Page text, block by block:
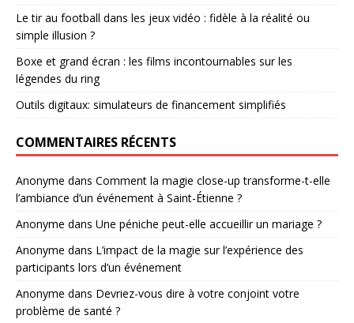
Le tir au football dans les jeux vidéo : fidèle à la réalité ou
simple illusion ?
Boxe et grand écran : les films incontournables sur les
légendes du ring
Outils digitaux: simulateurs de financement simplifiés
COMMENTAIRES RÉCENTS
Anonyme dans Comment la magie close-up transforme-t-elle
l’ambiance d’un événement à Saint-Étienne ?
Anonyme dans Une péniche peut-elle accueillir un mariage ?
Anonyme dans L’impact de la magie sur l’expérience des
participants lors d’un événement
Anonyme dans Devriez-vous dire à votre conjoint votre
problème de santé ?